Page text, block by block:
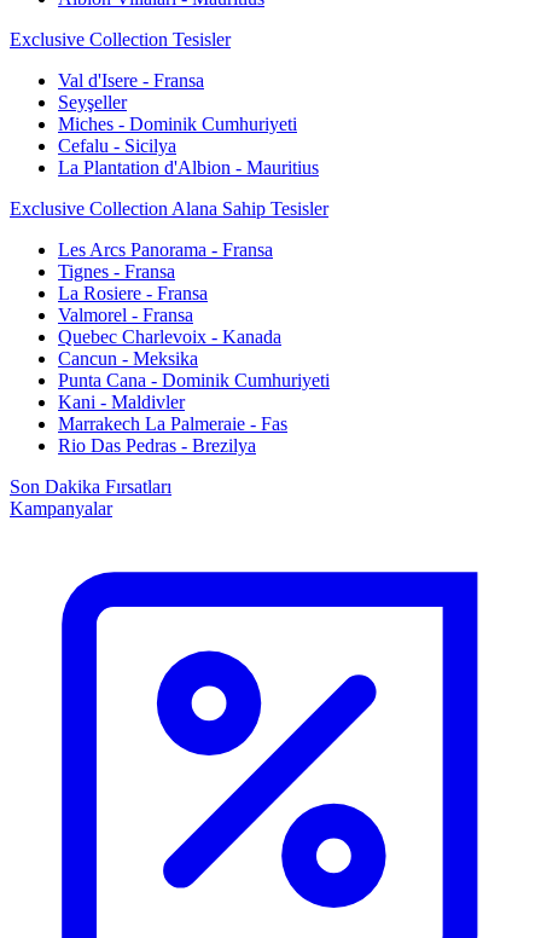
Exclusive Collection Tesisler
Val d'Isere - Fransa
Seyşeller
Miches - Dominik Cumhuriyeti
Cefalu - Sicilya
La Plantation d'Albion - Mauritius
Exclusive Collection Alana Sahip Tesisler
Les Arcs Panorama - Fransa
Tignes - Fransa
La Rosiere - Fransa
Valmorel - Fransa
Quebec Charlevoix - Kanada
Cancun - Meksika
Punta Cana - Dominik Cumhuriyeti
Kani - Maldivler
Marrakech La Palmeraie - Fas
Rio Das Pedras - Brezilya
Son Dakika Fırsatları
Kampanyalar